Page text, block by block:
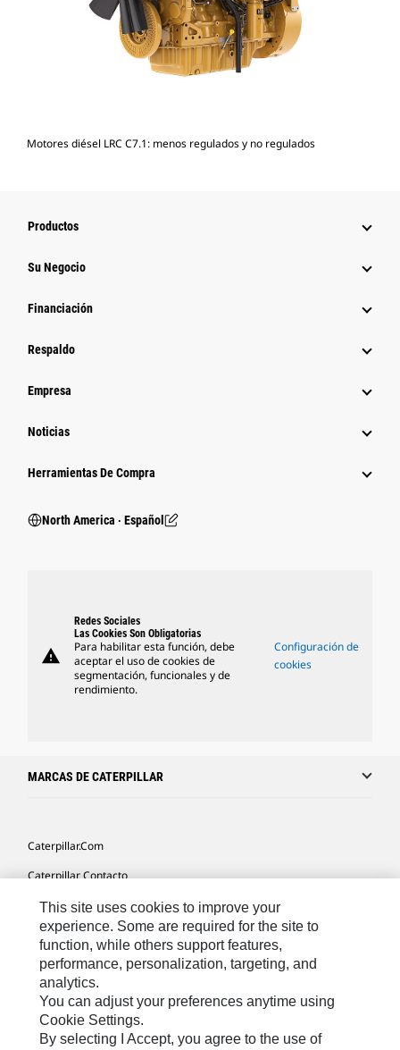
Motores diésel LRC C7.1: menos regulados y no regulados
Productos
Su Negocio
Financiación
Respaldo
Empresa
Noticias
Herramientas De Compra
North America ‧ Español
warning
Redes Sociales
Las Cookies Son Obligatorias
Para habilitar esta función, debe
aceptar el uso de cookies de
segmentación, funcionales y de
rendimiento.
Configuración de
cookies
MARCAS DE CATERPILLAR
Caterpillar.com
Caterpillar Contacto
Mis Preferencias De Marketing
Site Map
Cookie Settings
Legal
Privacy
This site uses cookies to improve your
experience. Some are required for the site to
function, while others support features,
performance, personalization, targeting, and
analytics.
You can adjust your preferences anytime using
Cookie Settings.
By selecting I Accept, you agree to the use of